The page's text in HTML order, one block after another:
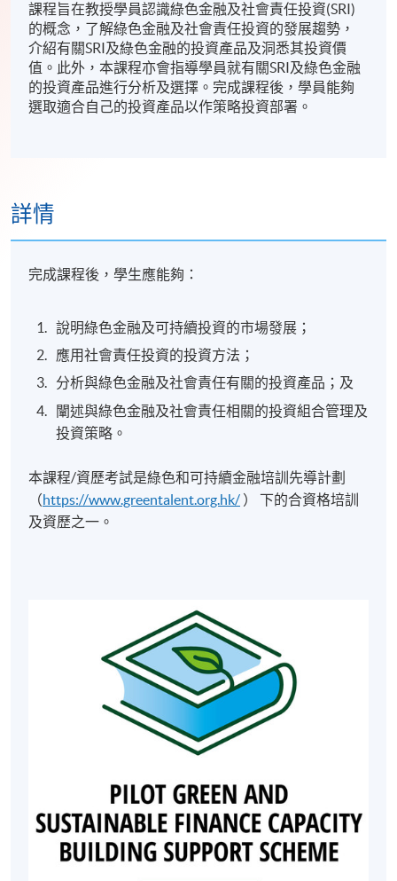
課程旨在教授學員認識綠色金融及社會責任投資(SRI)
的概念，了解綠色金融及社會責任投資的發展趨勢，
介紹有關SRI及綠色金融的投資產品及洞悉其投資價
值。此外，本課程亦會指導學員就有關SRI及綠色金融
的投資產品進行分析及選擇。完成課程後，學員能夠
選取適合自己的投資產品以作策略投資部署。
詳情
完成課程後，學生應能夠：
說明綠色金融及可持續投資的市場發展；
應用社會責任投資的投資方法；
分析與綠色金融及社會責任有關的投資產品；及
闡述與綠色金融及社會責任相關的投資組合管理及
投資策略。
本課程/資歷考試是綠色和可持續金融培訓先導計劃
（https://www.greentalent.org.hk/ ） 下的合資格培訓
及資歷之一。